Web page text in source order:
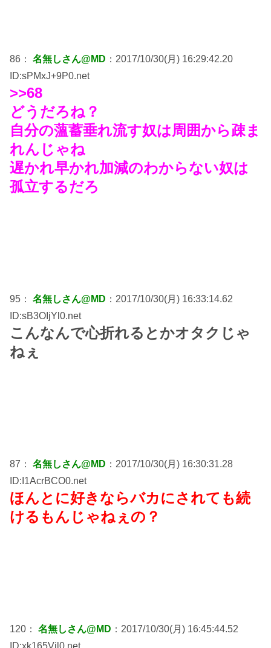
86： 名無しさん@MD ：2017/10/30(月) 16:29:42.20
ID:sPMxJ+9P0.net
>>68
どうだろね？
自分の薀蓄垂れ流す奴は周囲から疎ま
れんじゃね
遅かれ早かれ加減のわからない奴は
孤立するだろ
95： 名無しさん@MD ：2017/10/30(月) 16:33:14.62
ID:sB3OIjYl0.net
こんなんで心折れるとかオタクじゃ
ねぇ
87： 名無しさん@MD ：2017/10/30(月) 16:30:31.28
ID:I1AcrBCO0.net
ほんとに好きならバカにされても続
けるもんじゃねぇの？
120： 名無しさん@MD ：2017/10/30(月) 16:45:44.52
ID:xk165Vjl0.net